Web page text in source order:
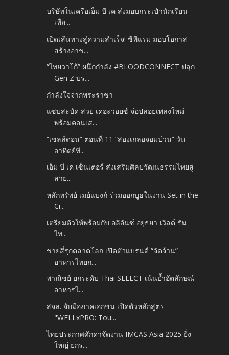
บริษัทในเครือเอ็ม บี เค ส่งมอบกระเป๋านักเรียน
เพื่อ...
เปิดเส้นทางสู่ความสำเร็จ! ซีพีแรม มอบโอกาส
สร้างอาช...
“ไทยวาโก้” ผนึกกำลัง #BLOODCONNECT ปลุก
Gen Z บร...
กำลังใจจากพระราชา
แซบสะบัด สวย เดอะวอยซ์ จ่อปล่อยเพลงใหม่
พร้อมคอนเส...
“เชลล์ดอน” ตอนที่ 11 “สองเกลอจอมป่วน” วัน
อาทิตย์ที...
เอ็ม บี เค เซ็นเตอร์ ส่งเสริมศิลปวัฒนธรรมไทยสู่
สาย...
หลักทรัพย์ เมย์แบงก์ ร่วมออกบูธในงาน Set in the
Ci...
เตรียมตัวให้พร้อมกับ อลิอันซ์ อยุธยา เวิลด์ รัน
ไท...
ชายสี่รุกตลาดโลก เปิดตัวแบรนด์ “จัดจ้าน”
อาหารไทยก...
พาณิชย์ ยกระดับ Thai SELECT เน้นย้ำอัตลักษณ์
อาหารไ...
สจล. จับมือภาคเอกชน เปิดตัวหลักสูตร
"WELLxPRO: Tou...
ไทยประกาศศักดาจัดงาน IMCAS Asia 2025 ยิ่ง
ใหญ่ ยกร...